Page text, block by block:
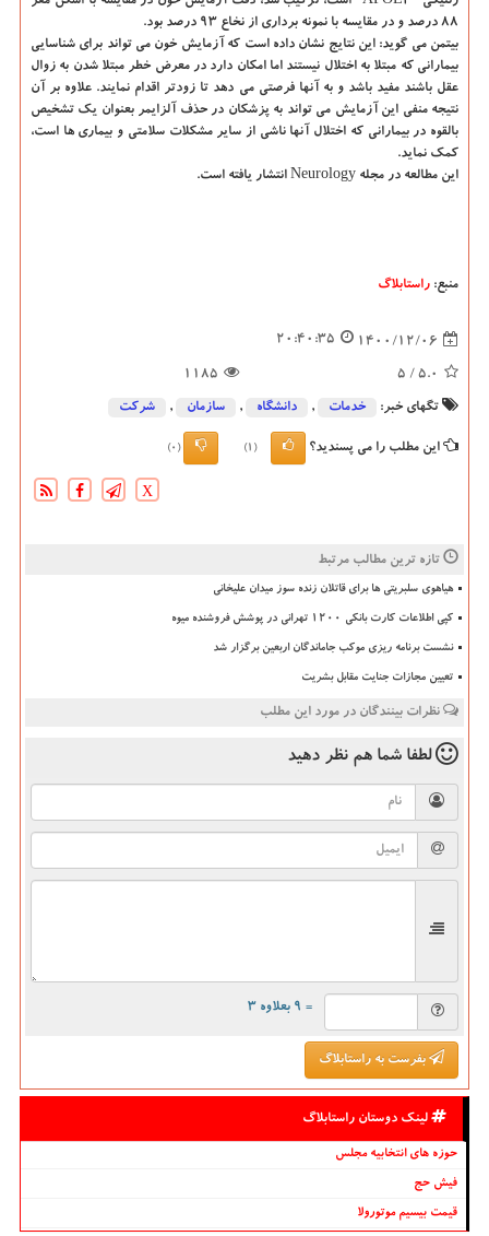
۸۸ درصد و در مقایسه با نمونه برداری از نخاع ۹۳ درصد بود.
بیتمن می گوید: این نتایج نشان داده است که آزمایش خون می تواند برای شناسایی
بیمارانی که مبتلا به اختلال نیستند اما امکان دارد در معرض خطر مبتلا شدن به زوال
عقل باشند مفید باشد و به آنها فرصتی می دهد تا زودتر اقدام نمایند. علاوه بر آن
نتیجه منفی این آزمایش می تواند به پزشکان در حذف آلزایمر بعنوان یک تشخیص
بالقوه در بیمارانی که اختلال آنها ناشی از سایر مشکلات سلامتی و بیماری ها است،
کمک نماید.
این مطالعه در مجله Neurology انتشار یافته است.
منبع: راستابلاگ
1400/12/06
20:40:35
5.0
/ 5
1185
تگهای خبر: خدمات , دانشگاه‌ , سازمان , شركت
این مطلب را می پسندید؟ (1)
(0)
X
تازه ترین مطالب مرتبط
هیاهوی سلبریتی ها برای قاتلان زنده سوز میدان علیخانی
کپی اطلاعات کارت بانکی ۱۲۰۰ تهرانی در پوشش فروشنده میوه
نشست برنامه ریزی موکب جاماندگان اربعین برگزار شد
تعیین مجازات جنایت مقابل بشریت
نظرات بینندگان در مورد این مطلب
لطفا شما هم نظر دهید
= ۹ بعلاوه ۳
بفرست به راستابلاگ
لینک دوستان راستابلاگ
حوزه های انتخابیه مجلس
فیش حج
قیمت بیسیم موتورولا